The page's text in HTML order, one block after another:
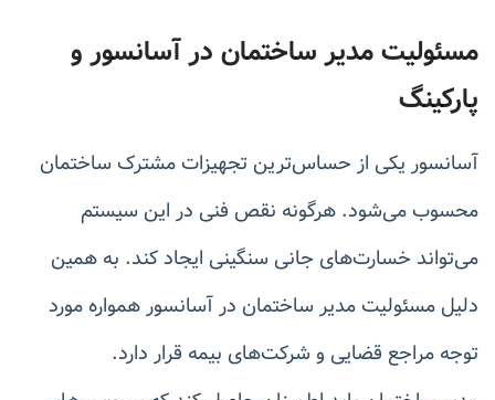
مسئولیت مدیر ساختمان در آسانسور و
پارکینگ
آسانسور یکی از حساس‌ترین تجهیزات مشترک ساختمان
محسوب می‌شود. هرگونه نقص فنی در این سیستم
می‌تواند خسارت‌های جانی سنگینی ایجاد کند. به همین
دلیل مسئولیت مدیر ساختمان در آسانسور همواره مورد
توجه مراجع قضایی و شرکت‌های بیمه قرار دارد.